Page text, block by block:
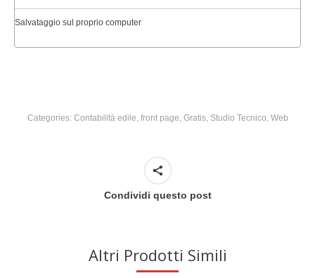
Salvataggio sul proprio computer
Categories: Contabilità edile, front page, Gratis, Studio Tecnico, Web
Condividi questo post
Altri Prodotti Simili